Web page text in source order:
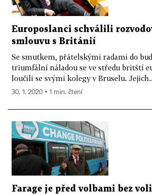
Europoslanci schválili
smlouvu s Británií
Se smutkem, přátelskými radami do
triumfální náladou se ve středu britští
loučili se svými kolegy v Bruselu.
30. 1. 2020 ▪ 1 min. čtení
Farage je před volbami bez